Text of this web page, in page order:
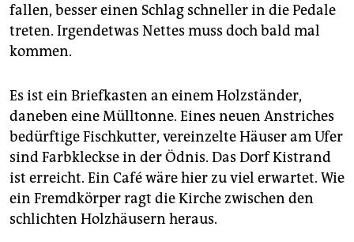
fallen, besser einen Schlag schneller in die Pedale
treten. Irgendetwas Nettes muss doch bald mal
kommen.
Es ist ein Briefkasten an einem Holzständer,
daneben eine Mülltonne. Eines neuen Anstriches
bedürftige Fischkutter, vereinzelte Häuser am Ufer
sind Farbkleckse in der Ödnis. Das Dorf Kistrand
ist erreicht. Ein Café wäre hier zu viel erwartet. Wie
ein Fremdkörper ragt die Kirche zwischen den
schlichten Holzhäusern heraus.